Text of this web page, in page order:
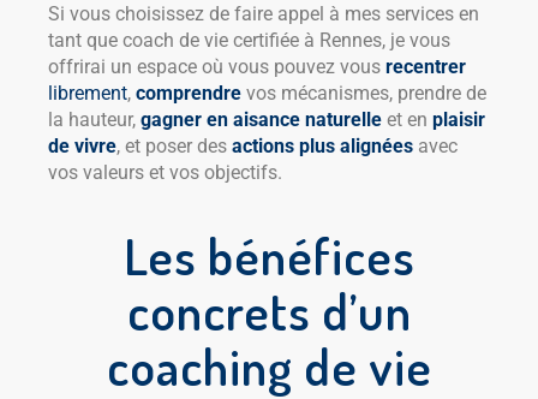
Si vous choisissez de faire appel à mes services en
tant que coach de vie certifiée à Rennes, je vous
offrirai un espace où vous pouvez vous recentrer
librement, comprendre vos mécanismes, prendre de
la hauteur, gagner en aisance naturelle et en plaisir
de vivre, et poser des actions plus alignées avec
vos valeurs et vos objectifs.
Les bénéfices
concrets d’un
coaching de vie